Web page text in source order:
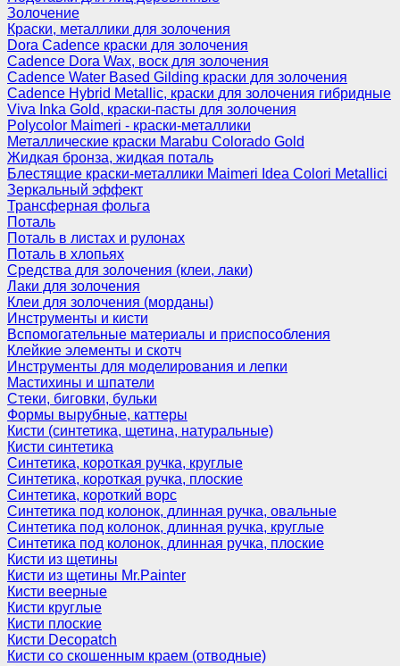
Золочение
Краски, металлики для золочения
Dora Cadence краски для золочения
Cadence Dora Wax, воск для золочения
Cadence Water Based Gilding краски для золочения
Cadence Hybrid Metallic, краски для золочения гибридные
Viva Inka Gold, краски-пасты для золочения
Polycolor Maimeri - краски-металлики
Металлические краски Marabu Colorado Gold
Жидкая бронза, жидкая поталь
Блестящие краски-металлики Maimeri Idea Colori Metallici
Зеркальный эффект
Трансферная фольга
Поталь
Поталь в листах и рулонах
Поталь в хлопьях
Средства для золочения (клеи, лаки)
Лаки для золочения
Клеи для золочения (морданы)
Инструменты и кисти
Вспомогательные материалы и приспособления
Клейкие элементы и скотч
Инструменты для моделирования и лепки
Мастихины и шпатели
Стеки, биговки, бульки
Формы вырубные, каттеры
Кисти (синтетика, щетина, натуральные)
Кисти синтетика
Синтетика, короткая ручка, круглые
Синтетика, короткая ручка, плоские
Синтетика, короткий ворс
Синтетика под колонок, длинная ручка, овальные
Синтетика под колонок, длинная ручка, круглые
Синтетика под колонок, длинная ручка, плоские
Кисти из щетины
Кисти из щетины Mr.Painter
Кисти веерные
Кисти круглые
Кисти плоские
Кисти Decopatch
Кисти со скошенным краем (отводные)